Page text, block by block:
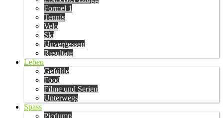
Formel 1
Tennis
Velo
Ski
Unvergessen
Resultate
Leben
Gefühle
Food
Filme und Serien
Unterwegs
Spass
Picdump